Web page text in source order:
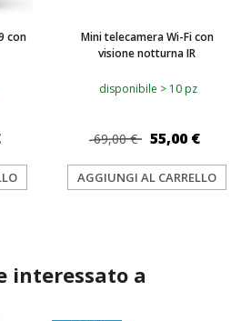
con
Mini telecamera Wi-Fi con
visione notturna IR
disponibile > 10 pz
69,00 € 55,00 €
AGGIUNGI AL CARRELLO
interessato a